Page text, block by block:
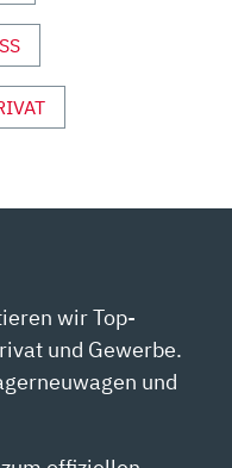
wir Top-
und Gewerbe.
und